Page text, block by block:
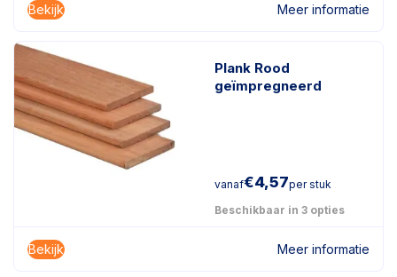
Bekijk Meer informatie
Plank Rood
geïmpregneerd
vanaf€4,57per stuk
Beschikbaar in 3 opties
Bekijk Meer informatie